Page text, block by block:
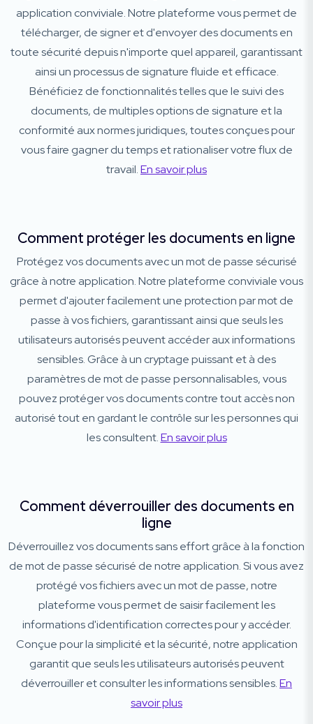
application conviviale. Notre plateforme vous permet de
télécharger, de signer et d'envoyer des documents en
toute sécurité depuis n'importe quel appareil, garantissant
ainsi un processus de signature fluide et efficace.
Bénéficiez de fonctionnalités telles que le suivi des
documents, de multiples options de signature et la
conformité aux normes juridiques, toutes conçues pour
vous faire gagner du temps et rationaliser votre flux de
travail.En savoir plus
Comment protéger les documents en ligne
Protégez vos documents avec un mot de passe sécurisé
grâce à notre application. Notre plateforme conviviale vous
permet d'ajouter facilement une protection par mot de
passe à vos fichiers, garantissant ainsi que seuls les
utilisateurs autorisés peuvent accéder aux informations
sensibles. Grâce à un cryptage puissant et à des
paramètres de mot de passe personnalisables, vous
pouvez protéger vos documents contre tout accès non
autorisé tout en gardant le contrôle sur les personnes qui
les consultent.En savoir plus
Comment déverrouiller des documents en
ligne
Déverrouillez vos documents sans effort grâce à la fonction
de mot de passe sécurisé de notre application. Si vous avez
protégé vos fichiers avec un mot de passe, notre
plateforme vous permet de saisir facilement les
informations d'identification correctes pour y accéder.
Conçue pour la simplicité et la sécurité, notre application
garantit que seuls les utilisateurs autorisés peuvent
déverrouiller et consulter les informations sensibles.En
savoir plus